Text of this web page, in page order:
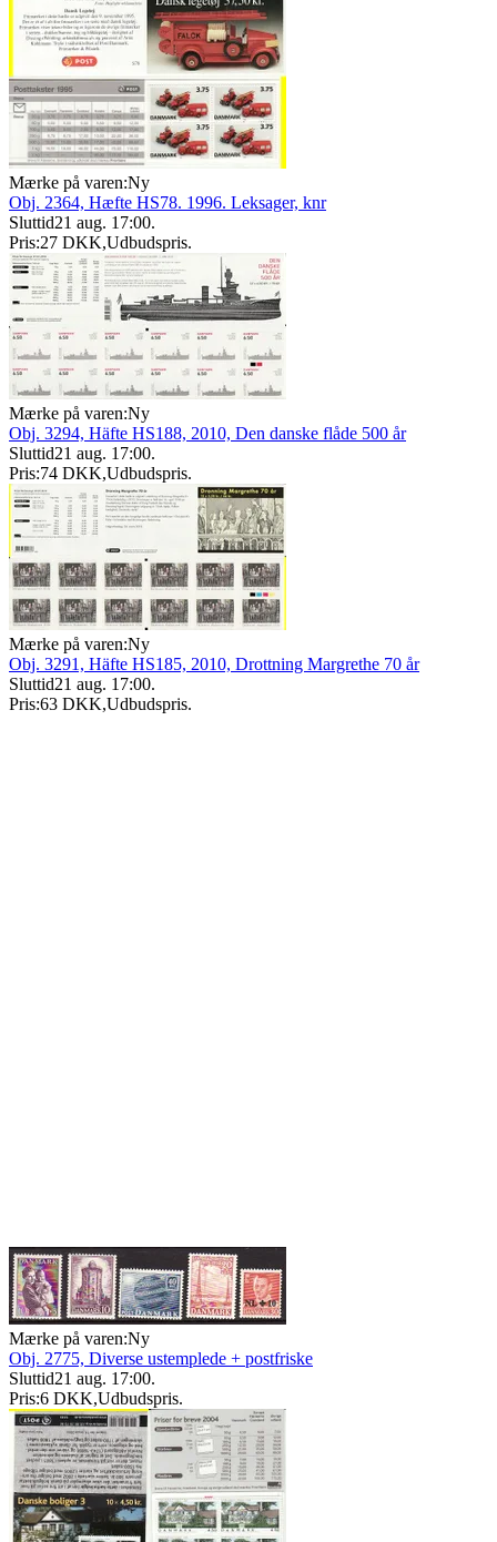
Mærke på varen:Ny
Obj. 2364, Hæfte HS78. 1996. Leksager, knr
Sluttid21 aug. 17:00.
Pris:27 DKK,Udbudspris.
Mærke på varen:Ny
Obj. 3294, Häfte HS188, 2010, Den danske flåde 500 år
Sluttid21 aug. 17:00.
Pris:74 DKK,Udbudspris.
Mærke på varen:Ny
Obj. 3291, Häfte HS185, 2010, Drottning Margrethe 70 år
Sluttid21 aug. 17:00.
Pris:63 DKK,Udbudspris.
Mærke på varen:Ny
Obj. 2775, Diverse ustemplede + postfriske
Sluttid21 aug. 17:00.
Pris:6 DKK,Udbudspris.